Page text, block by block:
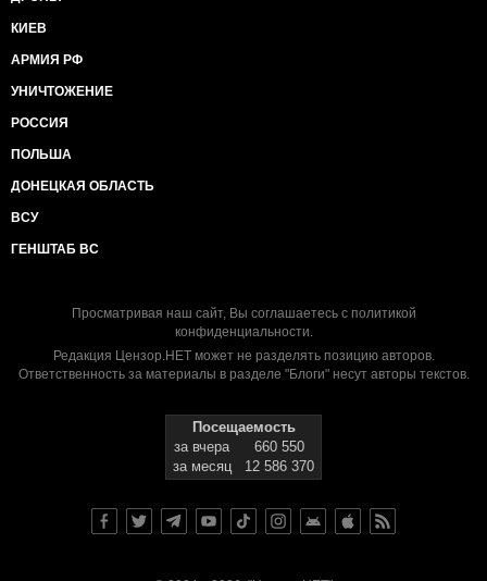
КИЕВ
АРМИЯ РФ
УНИЧТОЖЕНИЕ
РОССИЯ
ПОЛЬША
ДОНЕЦКАЯ ОБЛАСТЬ
ВСУ
ГЕНШТАБ ВС
Просматривая наш сайт, Вы соглашаетесь с политикой
конфиденциальности.
Редакция Цензор.НЕТ может не разделять позицию авторов.
Ответственность за материалы в разделе "Блоги" несут авторы текстов.
Посещаемость
за вчера
660 550
за месяц
12 586 370